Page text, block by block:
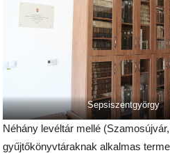
Sepsiszentgyörgy
Néhány levéltár mellé
gyűjtőkönyvtáraknak alkalmas